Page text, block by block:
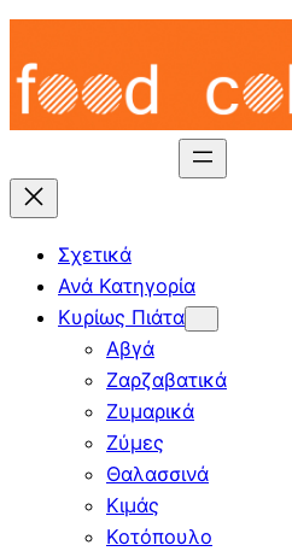
Skip
content
Σχετικά
Ανά Κατηγορία
Κυρίως Πιάτα
Αβγά
Ζαρζαβατικά
Ζυμαρικά
Ζύμες
Θαλασσινά
Κιμάς
Κοτόπουλο